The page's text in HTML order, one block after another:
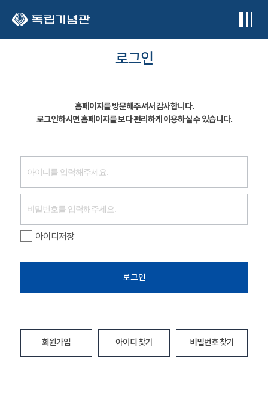
로그인
홈페이지를 방문해주셔서 감사합니다.
로그인하시면 홈페이지를 보다 편리하게 이용하실 수 있습니다.
아이디저장
로그인
회원가입 아이디 찾기 비밀번호 찾기